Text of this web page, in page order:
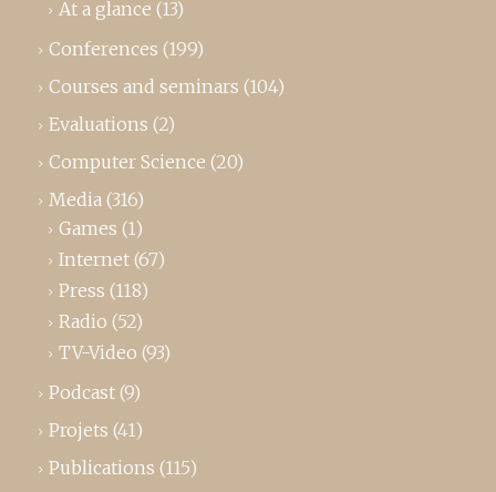
At a glance (13)
Conferences (199)
Courses and seminars (104)
Evaluations (2)
Computer Science (20)
Media (316)
Games (1)
Internet (67)
Press (118)
Radio (52)
TV-Video (93)
Podcast (9)
Projets (41)
Publications (115)